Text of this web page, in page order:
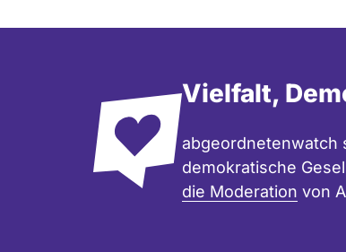
Vielfalt,
abgeordnetenwatch
demokratische
die Moderation von